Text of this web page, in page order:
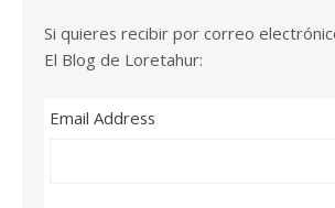
Si quieres recibir por correo
El Blog de Loretahur:
Email Address